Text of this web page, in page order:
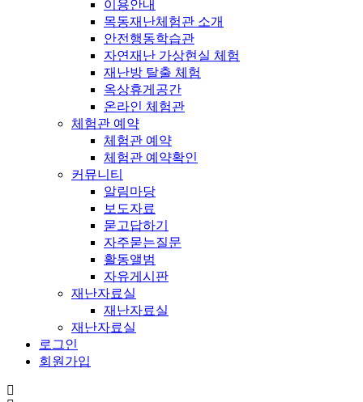
이용안내
목동재난체험관 소개
안전행동학습관
자연재난 가상현실 체험
재난방 탈출 체험
옥상휴게공간
온라인 체험관
체험관 예약
체험관 예약
체험관 예약확인
커뮤니티
알림마당
보도자료
묻고답하기
자주묻는질문
활동앨범
자유게시판
재난자료실
재난자료실
재난자료실
로그인
회원가입